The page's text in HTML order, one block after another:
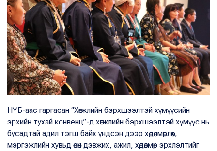
НҮБ-аас гаргасан “Хөгжлийн бэрхшээлтэй хүмүүсийн
эрхийн тухай конвенц”-д хөгжлийн бэрхшээлтэй хүмүүс нь
бусадтай адил тэгш байх үндсэн дээр хөдөлмөрлөх,
мэргэжлийн хувьд өсөн дэвжих, ажил, хөдөлмөр эрхлэлтийг